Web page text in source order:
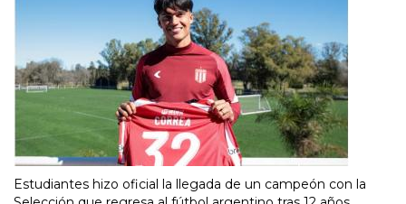
Estudiantes hizo oficial la llegada de un campeón con la